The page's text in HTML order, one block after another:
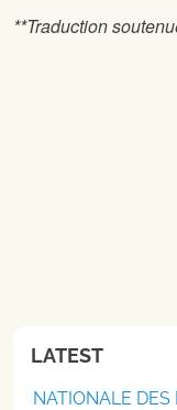
**Traduction
LATEST
NATIONALE DES